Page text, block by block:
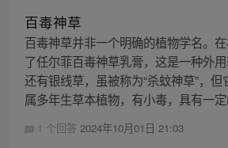
百毒神草
百毒神草并非一个明确的植物学名。
了任尔菲百毒神草乳膏，这是一种外用
还有银线草，虽被称为“杀蚊神草”，
属多年生草本植物，有小毒，具有一
1 个回答 2024年10月01日 21:03